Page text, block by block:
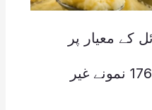
کے معیار پر
تشویش، 491 میں سے 176 نمونے غیر